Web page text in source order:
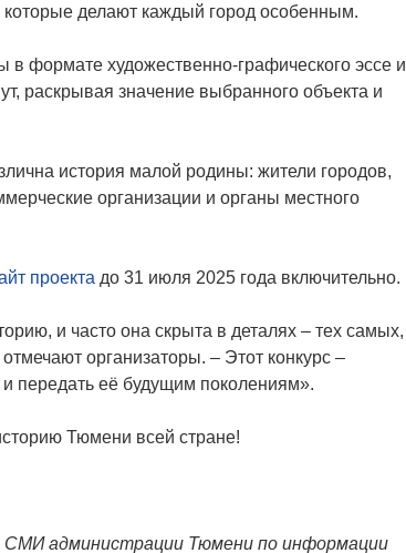
делают каждый город особенным.
в формате художественно-графического эссе и
раскрывая значение выбранного объекта и
история малой родины: жители городов,
организации и органы местного
проекта до 31 июля 2025 года включительно.
и часто она скрыта в деталях – тех самых,
организаторы. – Этот конкурс –
передать её будущим поколениям».
Тюмени всей стране!
администрации Тюмени по информации